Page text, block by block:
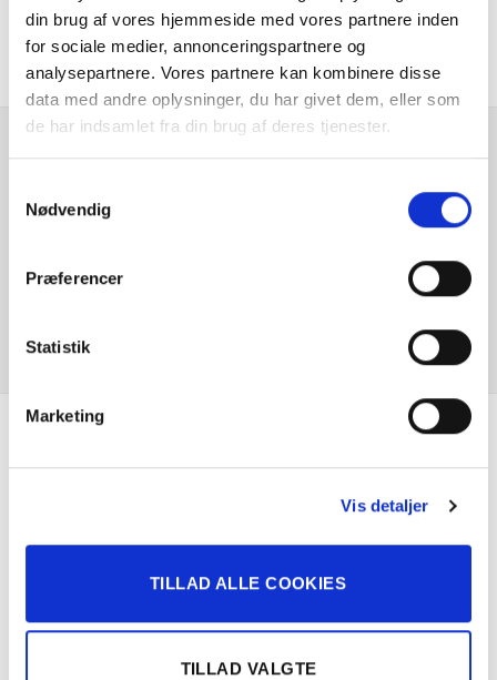
din brug af vores hjemmeside med vores partnere inden
for sociale medier, annonceringspartnere og
analysepartnere. Vores partnere kan kombinere disse
data med andre oplysninger, du har givet dem, eller som
de har indsamlet fra din brug af deres tjenester.
Nødvendig
Præferencer
Statistik
Marketing
Vis detaljer
TILLAD ALLE COOKIES
TILLAD VALGTE
Digital instrumentering
El-foldbare spejle m. varme
El-håndbremse
El-justerbar lændestøtte
Fartpilot adaptiv
Højdejusterbart førersæde
Økonomi
Se hvad vores
kunder siger